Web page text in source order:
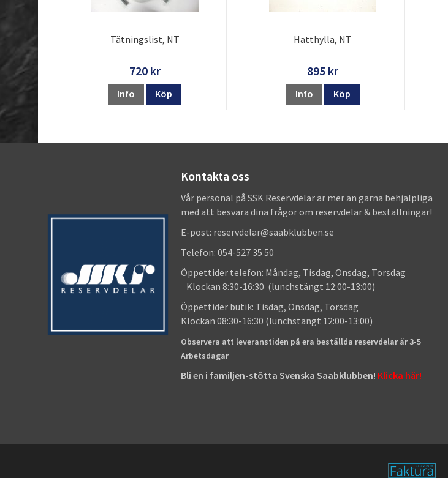
Tätningslist, NT
720 kr
Info Köp
Hatthylla, NT
895 kr
Info Köp
Kontakta oss
Vår personal på SSK Reservdelar är mer än gärna behjälpliga
med att besvara dina frågor om reservdelar & beställningar!
E-post: reservdelar@saabklubben.se
Telefon: 054-527 35 50
Öppettider telefon: Måndag, Tisdag, Onsdag, Torsdag
Klockan 8:30-16:30 (lunchstängt 12:00-13:00)
Öppettider butik: Tisdag, Onsdag, Torsdag
Klockan 08:30-16:30 (lunchstängt 12:00-13:00)
Observera att leveranstiden på era beställda reservdelar är 3-5
Arbetsdagar
Bli en i familjen-stötta Svenska Saabklubben! Klicka här!